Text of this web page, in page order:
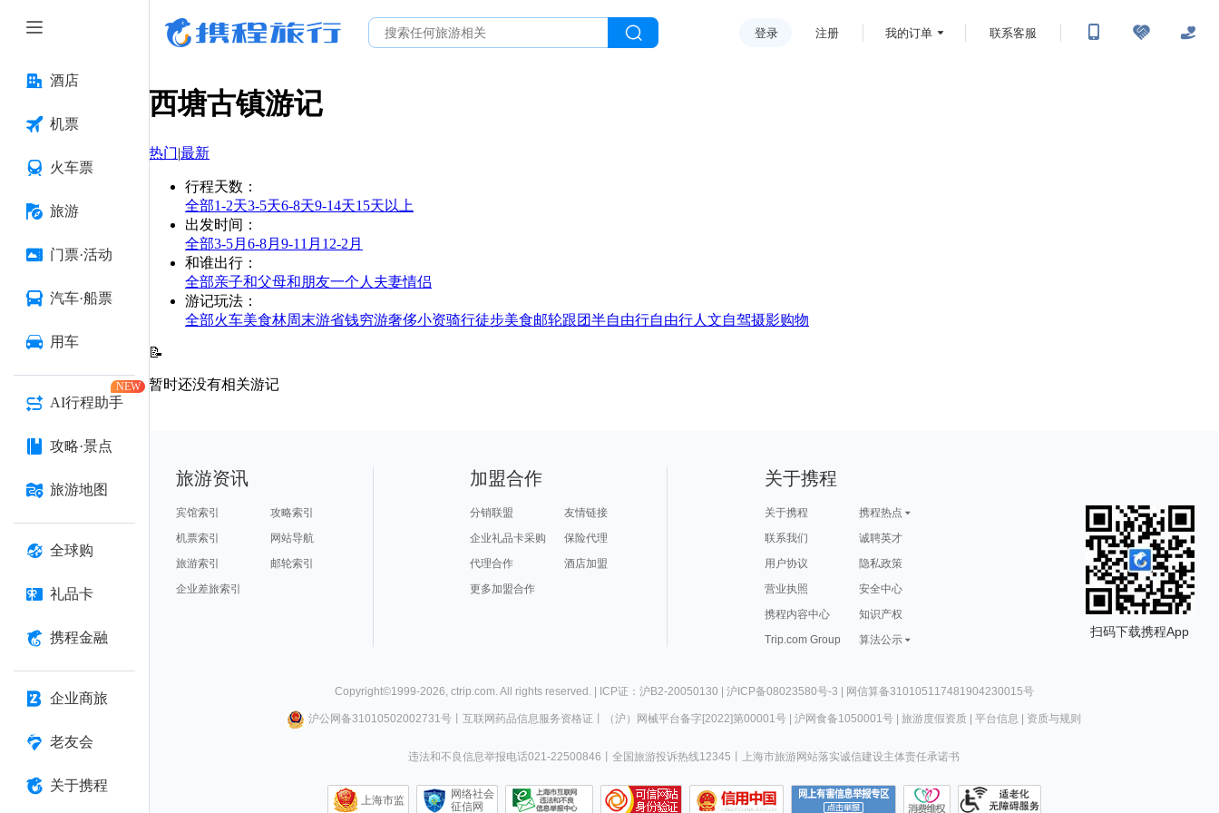
酒店
机票
火车票
旅游
门票·活动
汽车·船票
用车
AI行程助手
NEW
攻略·景点
旅游地图
全球购
礼品卡
携程金融
企业商旅
老友会
关于携程
登录 注册 我的订单 联系客服
西塘古镇游记
热门|最新
行程天数 ：
全部1-2天3-5天6-8天9-14天15天以上
出发时间 ：
全部3-5月 6-8月 9-11月 12-2月
和谁出行 ：
全部亲子和父母和朋友一个人 夫妻情侣
游记玩法 ：
全部火车美食林周末游省钱穷游奢侈小资骑行徒步美食邮轮跟团半自由行自由行人文自驾摄影购物
📝
暂时还没有相关游记
旅游资讯
宾馆索引
攻略索引
机票索引
网站导航
旅游索引
邮轮索引
企业差旅索引
加盟合作
分销联盟
友情链接
企业礼品卡采购
保险代理
代理合作
酒店加盟
更多加盟合作
关于携程
关于携程
携程热点
联系我们
诚聘英才
用户协议
隐私政策
营业执照
安全中心
携程内容中心
知识产权
Trip.com Group
算法公示
扫码下载携程App
Copyright©1999-2026, ctrip.com. All rights reserved. | ICP证：沪B2-20050130 | 沪ICP备08023580号-3 | 网信算备310105117481904230015号
沪公网备31010502002731号丨 互联网药品信息服务资格证 （沪）网械平台备字[2022]第00001号| 沪网食备1050001号| 旅游度假资质| 平台信息 资质与规则
违法和不良信息举报电话021-22500846 全国旅游投诉热线12345 上海市旅游网站落实诚信建设主体责任承诺书
上海市监
网络社会
征信网